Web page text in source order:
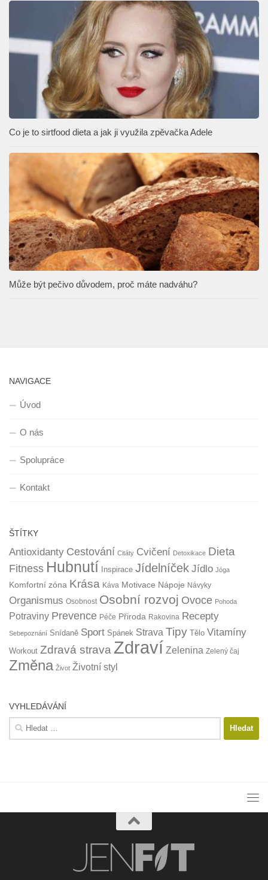
Co je to sirtfood dieta a jak ji využila zpěvačka Adele
Může být pečivo důvodem, proč máte nadváhu?
NAVIGACE
Úvod
O nás
Spolupráce
Kontakt
ŠTÍTKY
Antioxidanty Cestování Citáty Cvičení Detoxikace Dieta
Fitness Hubnutí Inspirace Jídelníček Jídlo Jóga
Komfortní zóna Krása Káva Motivace Nápoje Návyky
Organismus Osobnost Osobní rozvoj Ovoce Pohoda
Potraviny Prevence Péče Přiroda Rakovina Recepty
Sebepoznání Snídaně Sport Spánek Strava Tipy Tělo Vitamíny
Workout Zdravá strava Zdraví Zelenina Zelený čaj
Změna Život Životní styl
VYHLEDÁVÁNÍ
Vyhledávání